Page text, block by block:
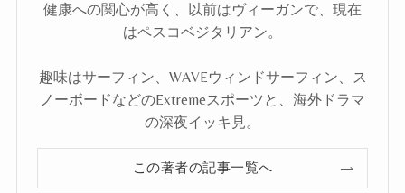
健康への関心が高く、以前はヴィーガンで、現在
はペスコベジタリアン。
趣味はサーフィン、WAVEウィンドサーフィン、ス
ノーボードなどのExtremeスポーツと、海外ドラマ
の深夜イッキ見。
この著者の記事一覧へ